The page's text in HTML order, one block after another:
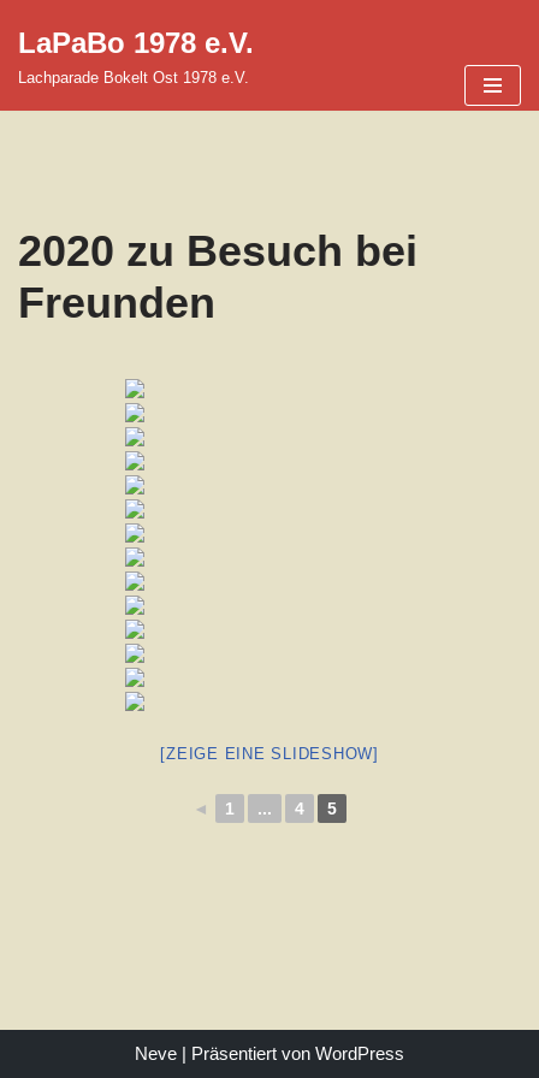
Inhalt
LaPaBo 1978 e.V.
Lachparade Bokelt Ost 1978 e.V.
2020 zu Besuch bei
Freunden
[ZEIGE EINE SLIDESHOW]
◄ 1 ... 4 5
Neve | Präsentiert von WordPress